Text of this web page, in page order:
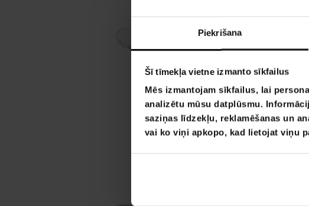
Piekrišana
Šī tīmekļa vietne izmanto sīkfailus
Mēs izmantojam sīkfailus, lai
analizētu mūsu datplūsmu.
saziņas līdzekļu, reklamēšanas un
vai ko viņi apkopo, kad lietojat viņu